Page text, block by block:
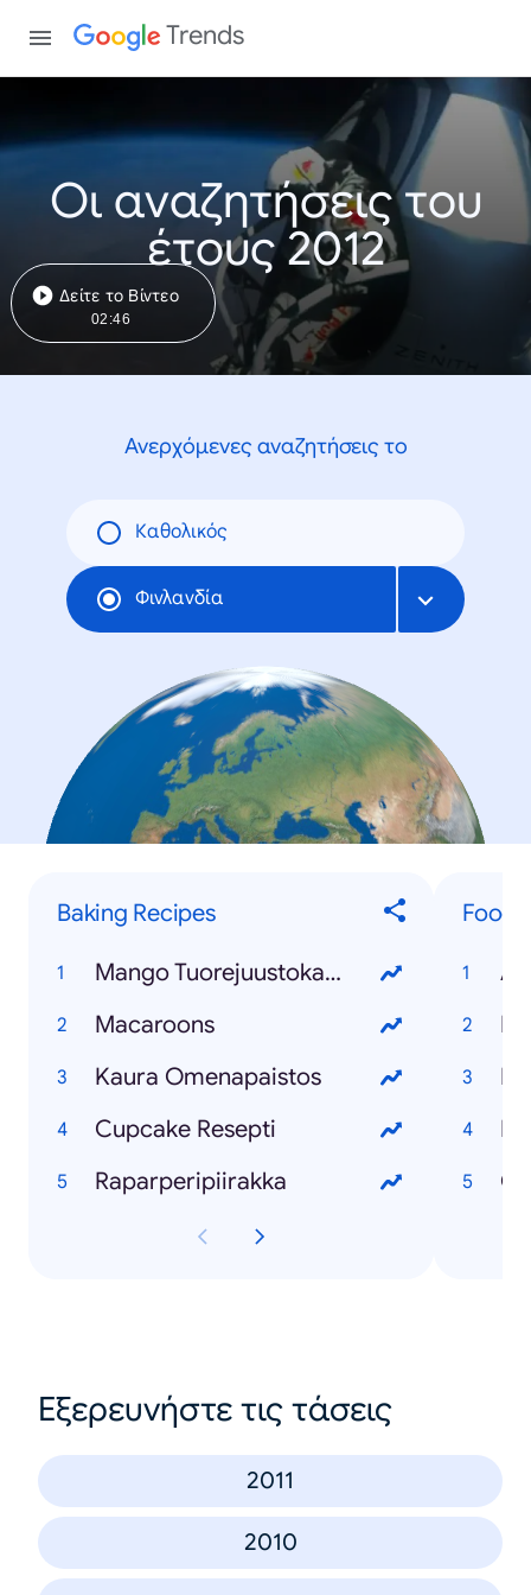
Trends
Οι αναζητήσεις του
έτους 2012
Δείτε το Βίντεο
02:46
Ανερχόμενες αναζητήσεις το
Καθολικός
Φινλανδία
Baking Recipes
Mango Tuorejuustokakku
Macaroons
Kaura Omenapaistos
Cupcake Resepti
Raparperipiirakka
Food
Εξερευνήστε τις τάσεις
2011
2010